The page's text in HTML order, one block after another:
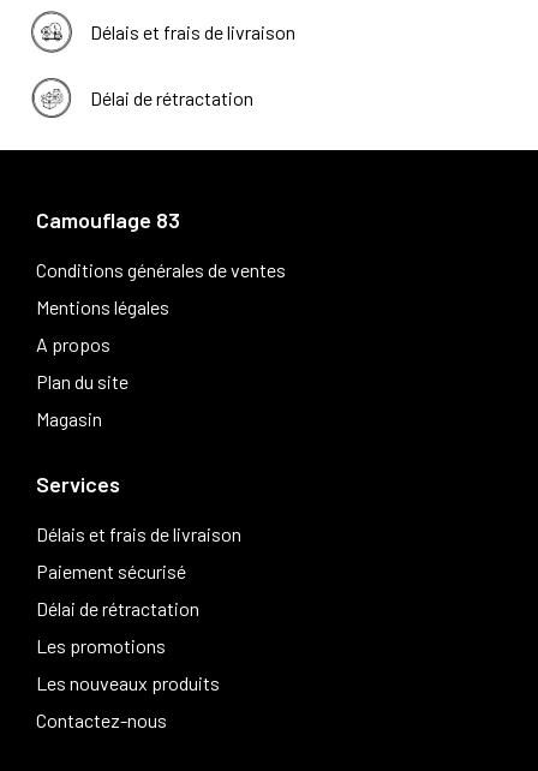
Délais et frais de livraison
Délai de rétractation
Camouflage 83
Conditions générales de ventes
Mentions légales
A propos
Plan du site
Magasin
Services
Délais et frais de livraison
Paiement sécurisé
Délai de rétractation
Les promotions
Les nouveaux produits
Contactez-nous